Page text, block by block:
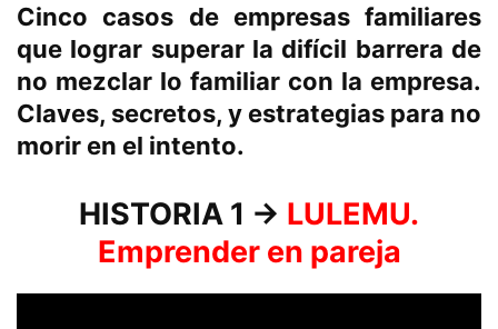
Cinco casos de empresas familiares
que lograr superar la difícil barrera de
no mezclar lo familiar con la empresa.
Claves, secretos, y estrategias para no
morir en el intento.
HISTORIA 1 → LULEMU.
Emprender en pareja